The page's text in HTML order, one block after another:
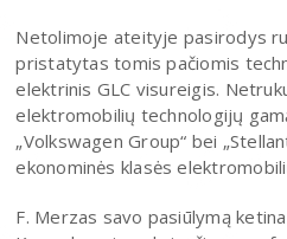
Netolimoje ateityje pasirodys
pristatytas tomis pačiomis
elektrinis GLC visureigis.
elektromobilių technologijų
„Volkswagen Group“ bei
ekonominės klasės
F. Merzas savo pasiūlymą